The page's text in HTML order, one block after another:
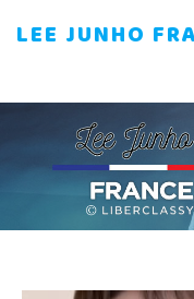
LEE JUNHO